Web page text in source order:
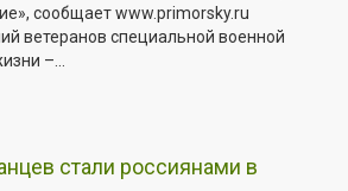
сообщает www.primorsky.ru
ветеранов специальной военной
–...
стали россиянами в